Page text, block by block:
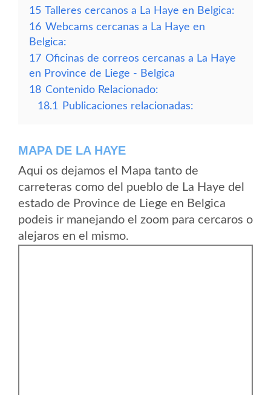
15 Talleres cercanos a La Haye en Belgica:
16 Webcams cercanas a La Haye en
Belgica:
17 Oficinas de correos cercanas a La Haye
en Province de Liege - Belgica
18 Contenido Relacionado:
18.1
Publicaciones relacionadas:
MAPA DE LA HAYE
Aqui os dejamos el Mapa tanto de
carreteras como del pueblo de La Haye del
estado de Province de Liege en Belgica
podeis ir manejando el zoom para cercaros o
alejaros en el mismo.